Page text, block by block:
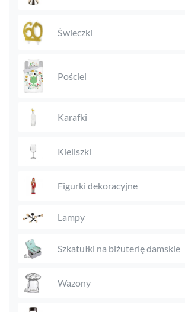
Świeczki
Pościel
Karafki
Kieliszki
Figurki dekoracyjne
Lampy
Szkatułki na biżuterię damskie
Wazony